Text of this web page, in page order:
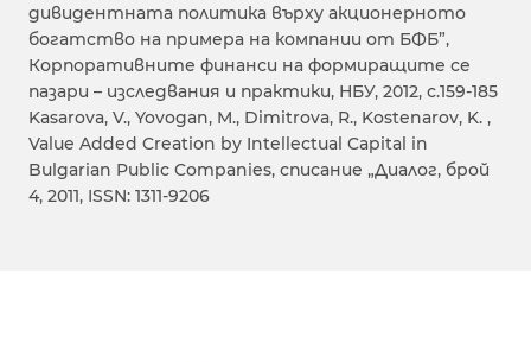
дивидентната политика върху акционерното
богатство на примера на компании от БФБ”,
Корпоративните финанси на формиращите се
пазари – изследвания и практики, НБУ, 2012, с.159-185
Kasarova, V., Yovogan, M., Dimitrova, R., Kostenarov, K. ,
Value Added Creation by Intellectual Capital in
Bulgarian Public Companies, списание „Диалог, брой
4, 2011, ISSN: 1311-9206